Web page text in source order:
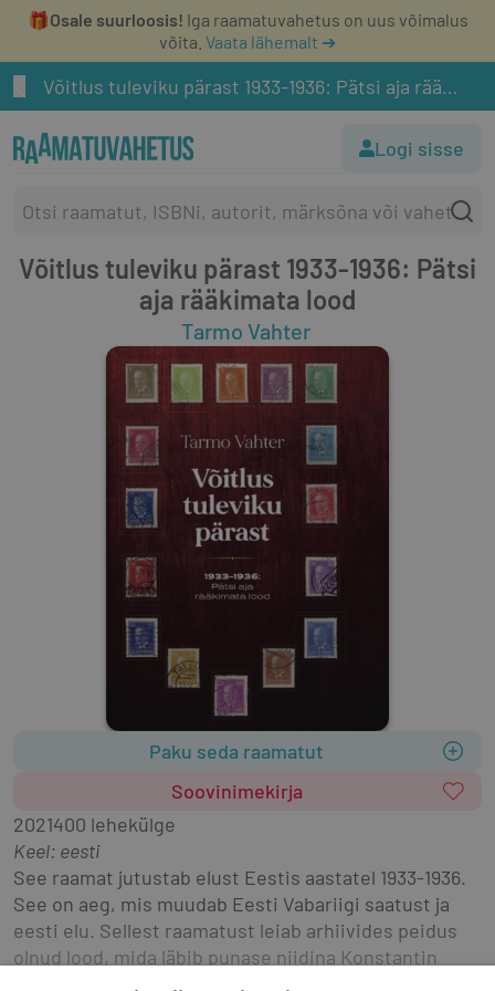
🎁Osale suurloosis! Iga raamatuvahetus on uus võimalus
võita. Vaata lähemalt ➔
Võitlus tuleviku pärast 1933-1936: Pätsi aja rääkimata lood
Logi sisse
Võitlus tuleviku pärast 1933-1936: Pätsi
aja rääkimata lood
Tarmo Vahter
Paku seda raamatut
Soovinimekirja
2021400 lehekülge
Keel: eesti
See raamat jutustab elust Eestis aastatel 1933-1936.
See on aeg, mis muudab Eesti Vabariigi saatust ja
eesti elu. Sellest raamatust leiab arhiivides peidus
olnud lood, mida läbib punase niidina Konstantin